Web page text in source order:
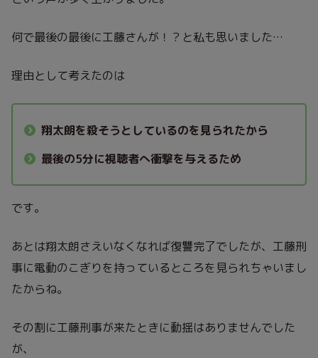
何で最後の最後に工藤さんが！？と私も思いました…
理由として考えたのは
翔太朗を殺そうとしているのを見られたから
最後の5分に視聴者へ衝撃を与えるため
です。
あとは翔太朗さえいなくなれば復讐完了でしたが、工藤刑
事に電動のこぎりを持っているところを見られちゃいまし
たからね。
その割に工藤刑事が来たときに動揺はありませんでした
が、